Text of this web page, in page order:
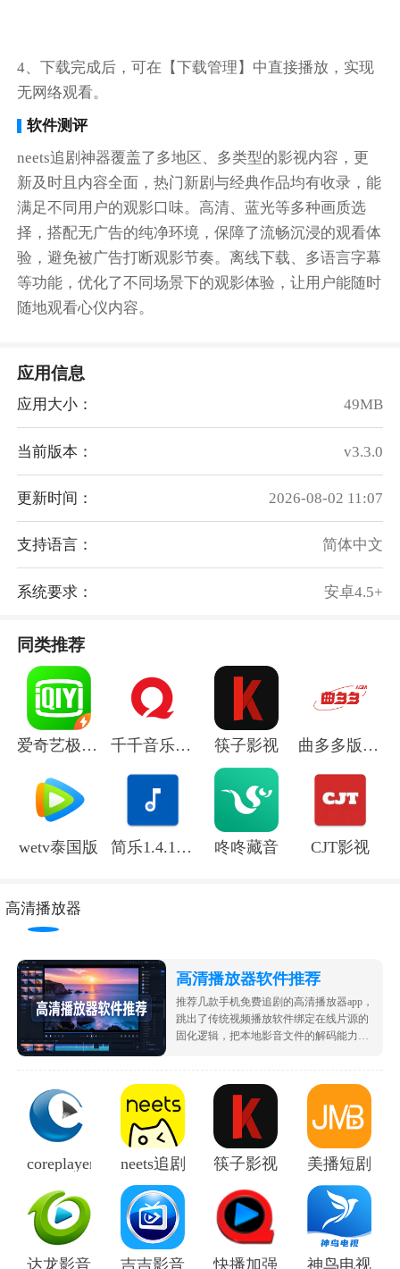
4、下载完成后，可在【下载管理】中直接播放，实现
无网络观看。
软件测评
neets追剧神器覆盖了多地区、多类型的影视内容，更
新及时且内容全面，热门新剧与经典作品均有收录，能
满足不同用户的观影口味。高清、蓝光等多种画质选
择，搭配无广告的纯净环境，保障了流畅沉浸的观看体
验，避免被广告打断观影节奏。离线下载、多语言字幕
等功能，优化了不同场景下的观影体验，让用户能随时
随地观看心仪内容。
应用信息
应用大小： 49MB
当前版本： v3.3.0
更新时间： 2026-08-02 11:07
支持语言： 简体中文
系统要求： 安卓4.5+
同类推荐
爱奇艺极速版 千千音乐最新版 筷子影视 曲多多版权音乐
wetv泰国版 简乐1.4.1版本 咚咚藏音 CJT影视
高清播放器
高清播放器软件推荐
推荐几款手机免费追剧的高清播放器app，
跳出了传统视频播放软件绑定在线片源的
固化逻辑，把本地影音文件的解码能力作
片段到专业级高码率影视素材的全场景播
放需求。将全部系统资源倾斜给播放核
心，在不占用过多设备存储空间的前提
下，实现了不同编码格式视频的无缝衔接
播放，无需提前转码等待，打开文件即可
直接进入沉浸式观看状态。
coreplayer播放器neets追剧神器筷子影视 美播短剧
达龙影音 吉吉影音播放器快播加强版 神鸟电视TV